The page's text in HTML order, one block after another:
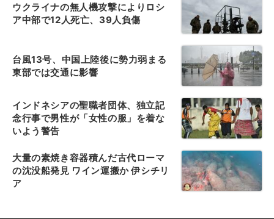
ウクライナの無人機攻撃によりロシ
ア中部で12人死亡、39人負傷
台風13号、中国上陸後に勢力弱まる
東部では交通に影響
インドネシアの聖職者団体、独立記
念行事で男性が「女性の服」を着な
いよう警告
大量の素焼き容器積んだ古代ローマ
の沈没船発見 ワイン運搬か 伊シチリ
ア